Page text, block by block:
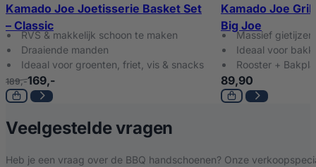
Kamado Joe Joetisserie Basket Set
– Classic
RVS & makkelijk schoon te maken
Draaiende manden
Ideaal voor groenten, friet, vis & snacks
189,-169,-
Kamado Joe
Big Joe
Massief gietijzer
Ideaal voor
Rooster +
89,90
Veelgestelde vragen
Heb je een vraag over de BBQ handschoenen? Onze